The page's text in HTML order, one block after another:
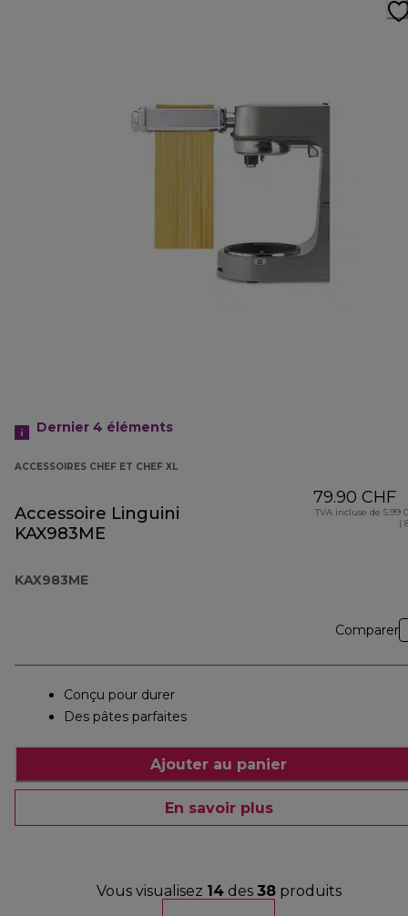
Dernier 4 éléments
ACCESSOIRES CHEF ET CHEF XL
Accessoire Linguini
KAX983ME
KAX983ME
79.90 CHF
TVA incluse de 5.99
(
Comparer
Conçu pour durer
Des pâtes parfaites
Ajouter au panier
En savoir plus
Vous visualisez 14des 38produits